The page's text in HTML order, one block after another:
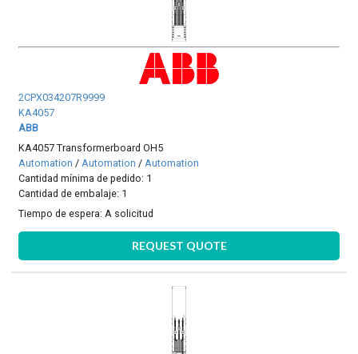
2CPX034207R9999
KA4057
ABB
KA4057 Transformerboard OH5
Automation / Automation / Automation
Cantidad mínima de pedido: 1
Cantidad de embalaje: 1
Tiempo de espera:A solicitud
REQUEST QUOTE